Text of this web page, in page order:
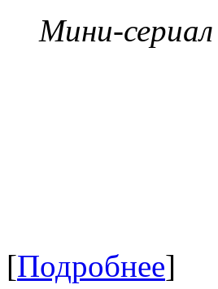
Мини-сериал
[Подробнее]